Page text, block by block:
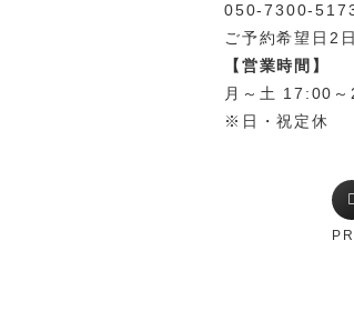
050-7300-5173
ご予約希望日2
【営業時間】
月～土 17:00
※日・祝定休